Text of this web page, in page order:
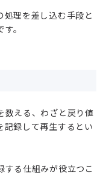
処理を差し込む手段と
。
数える、わざと戻り値
記録して再生するとい
する仕組みが役立つこ